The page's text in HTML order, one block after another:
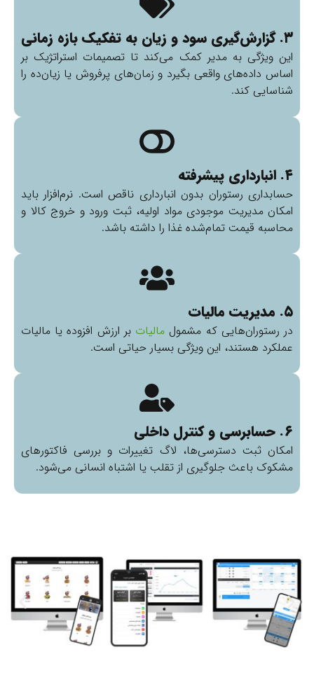
۳. گزارش‌گیری سود و زیان به تفکیک بازه زمانی
این ویژگی به مدیر کمک می‌کند تا تصمیمات استراتژیک بر
اساس داده‌های واقعی بگیرد و زمان‌های پرفروش یا زیان‌ده را
شناسایی کند.
۴. انبارداری پیشرفته
حسابداری رستوران بدون انبارداری ناقص است. نرم‌افزار باید
امکان مدیریت موجودی مواد اولیه، ثبت ورود و خروج کالا و
محاسبه قیمت تمام‌شده غذا را داشته باشد.
۵. مدیریت مالیات
در رستوران‌هایی که مشمول مالیات بر ارزش افزوده یا مالیات
عملکرد هستند، این ویژگی بسیار حیاتی است.
۶. حسابرسی و کنترل داخلی
امکان ثبت دسترسی‌ها، لاگ تغییرات و بررسی فاکتورهای
مشکوک باعث جلوگیری از تقلب یا اشتباه انسانی می‌شود.